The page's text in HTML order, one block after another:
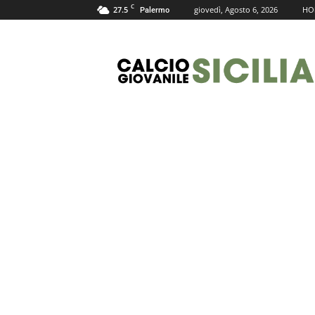
27.5 C Palermo giovedì, Agosto 6, 2026
Giovanile
Sicilia